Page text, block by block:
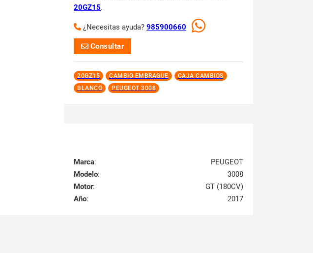
20GZ15.
¿Necesitas ayuda? 985900660
Consultar
20GZ15 CAMBIO EMBRAGUE
CAJA CAMBIOS
BLANCO
PEUGEOT 3008
Marca:
PEUGEOT
Modelo:
3008
Motor:
GT (180CV)
Año: 2017